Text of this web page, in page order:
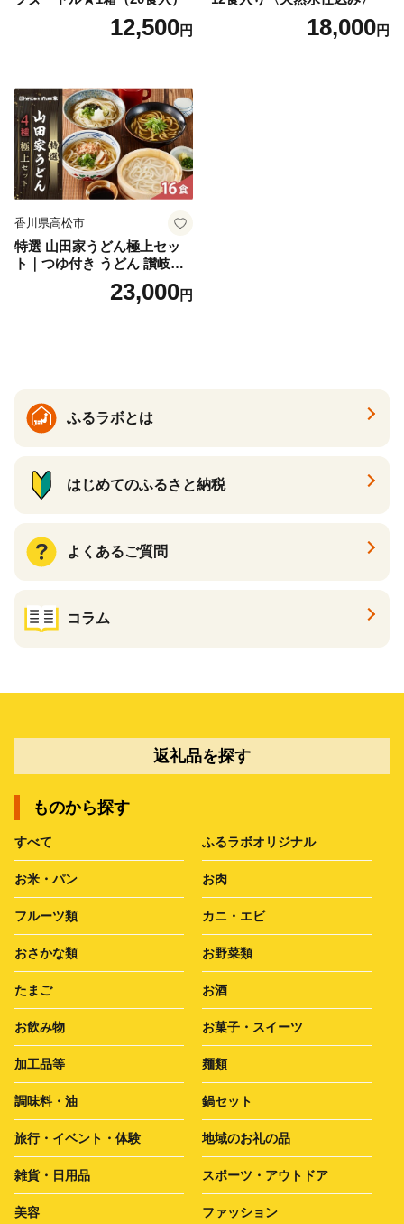
12,500円 18,000円
香川県高松市
特選 山田家うどん極上セッ
ト｜つゆ付き うどん 讃岐う
どん さぬきうどん 生麵 うど
んセット カレーうどん 生う
23,000円
ふるラボとは
はじめてのふるさと納税
よくあるご質問
コラム
返礼品を探す
ものから探す
すべて ふるラボオリジナル
お米・パン お肉
フルーツ類 カニ・エビ
おさかな類 お野菜類
たまご お酒
お飲み物 お菓子・スイーツ
加工品等 麺類
調味料・油 鍋セット
旅行・イベント・体験 地域のお礼の品
雑貨・日用品 スポーツ・アウトドア
美容 ファッション